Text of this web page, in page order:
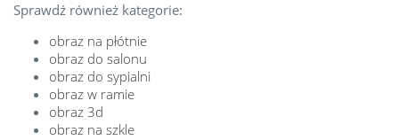
Sprawdź również kategorie:
obraz na płótnie
obraz do salonu
obraz do sypialni
obraz w ramie
obraz 3d
obraz na szkle